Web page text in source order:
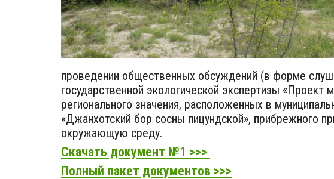
проведении общественных обсуждений (в форме
государственной экологической экспертизы
регионального значения, расположенных в
«Джанхотский бор сосны пицундской», прибрежного
окружающую среду.
Скачать документ №1 >>>
Полный пакет документов >>>